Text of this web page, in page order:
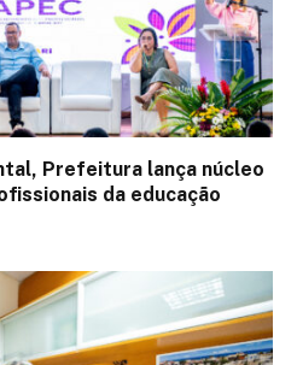
Prefeitura lança núcleo
da educação